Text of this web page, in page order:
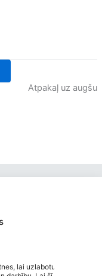
lai uzlabotu
Atpakaļ uz augšu